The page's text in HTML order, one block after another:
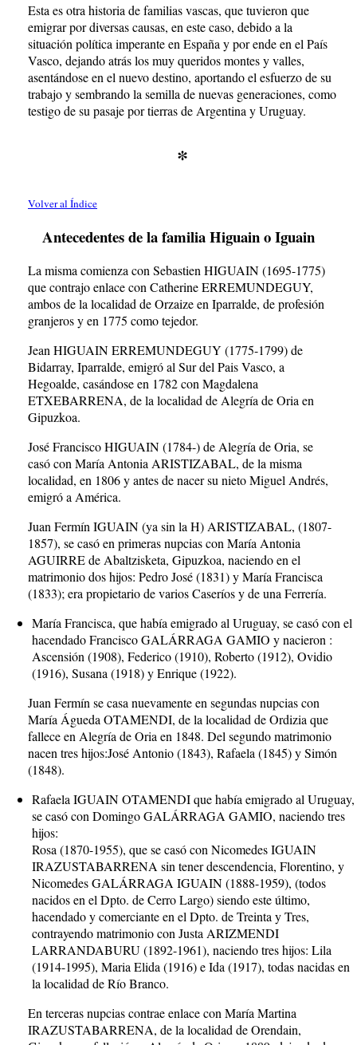
Esta es otra historia de familias vascas, que tuvieron que
emigrar por diversas causas, en este caso, debido a la
situación política imperante en España y por ende en el País
Vasco, dejando atrás los muy queridos montes y valles,
asentándose en el nuevo destino, aportando el esfuerzo de su
trabajo y sembrando la semilla de nuevas generaciones, como
testigo de su pasaje por tierras de Argentina y Uruguay.
*
Volver al Índice
Antecedentes de la familia Higuain o Iguain
La misma comienza con Sebastien HIGUAIN (1695-1775)
que contrajo enlace con Catherine ERREMUNDEGUY,
ambos de la localidad de Orzaize en Iparralde, de profesión
granjeros y en 1775 como tejedor.
Jean HIGUAIN ERREMUNDEGUY (1775-1799) de
Bidarray, Iparralde, emigró al Sur del Pais Vasco, a
Hegoalde, casándose en 1782 con Magdalena
ETXEBARRENA, de la localidad de Alegría de Oria en
Gipuzkoa.
José Francisco HIGUAIN (1784-) de Alegría de Oria, se
casó con María Antonia ARISTIZABAL, de la misma
localidad, en 1806 y antes de nacer su nieto Miguel Andrés,
emigró a América.
Juan Fermín IGUAIN (ya sin la H) ARISTIZABAL, (1807-
1857), se casó en primeras nupcias con María Antonia
AGUIRRE de Abaltzisketa, Gipuzkoa, naciendo en el
matrimonio dos hijos: Pedro José (1831) y María Francisca
(1833); era propietario de varios Caseríos y de una Ferrería.
María Francisca, que había emigrado al Uruguay, se casó con el
hacendado Francisco GALÁRRAGA GAMIO y nacieron :
Ascensión (1908), Federico (1910), Roberto (1912), Ovidio
(1916), Susana (1918) y Enrique (1922).
Juan Fermín se casa nuevamente en segundas nupcias con
María Águeda OTAMENDI, de la localidad de Ordizia que
fallece en Alegría de Oria en 1848. Del segundo matrimonio
nacen tres hijos:José Antonio (1843), Rafaela (1845) y Simón
(1848).
Rafaela IGUAIN OTAMENDI que había emigrado al Uruguay,
se casó con Domingo GALÁRRAGA GAMIO, naciendo tres
hijos:
Rosa (1870-1955), que se casó con Nicomedes IGUAIN
IRAZUSTABARRENA sin tener descendencia, Florentino, y
Nicomedes GALÁRRAGA IGUAIN (1888-1959), (todos
nacidos en el Dpto. de Cerro Largo) siendo este último,
hacendado y comerciante en el Dpto. de Treinta y Tres,
contrayendo matrimonio con Justa ARIZMENDI
LARRANDABURU (1892-1961), naciendo tres hijos: Lila
(1914-1995), Maria Elida (1916) e Ida (1917), todas nacidas en
la localidad de Río Branco.
En terceras nupcias contrae enlace con María Martina
IRAZUSTABARRENA, de la localidad de Orendain,